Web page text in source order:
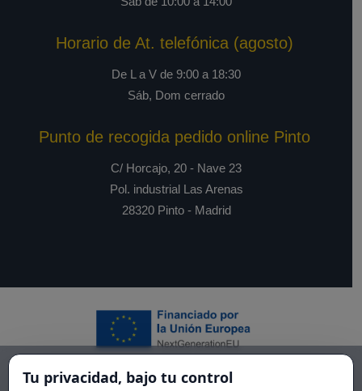
Horario de At. telefónica (agosto)
De L a V de 9:00 a 18:30
Sáb, Dom cerrado
Punto de recogida pedido online Pinto
C/ Horcajo, 20 - Nave 23
Pol. industrial Las Arenas
28320 Pinto - Madrid
Tu privacidad, bajo tu control